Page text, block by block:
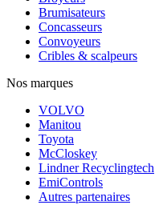
Brumisateurs
Concasseurs
Convoyeurs
Cribles & scalpeurs
Nos marques
VOLVO
Manitou
Toyota
McCloskey
Lindner Recyclingtech
EmiControls
Autres partenaires